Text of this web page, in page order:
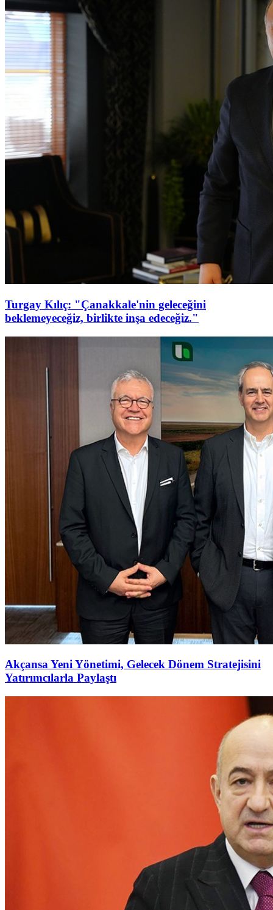
Turgay Kılıç: "Çanakkale'nin geleceğini
beklemeyeceğiz, birlikte inşa edeceğiz."
Akçansa Yeni Yönetimi, Gelecek Dönem Stratejisini
Yatırımcılarla Paylaştı